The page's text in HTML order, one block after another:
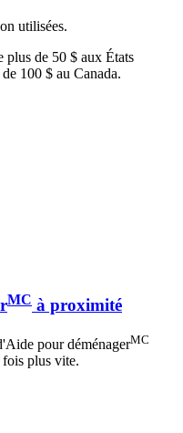
utilisées.
plus de 50 $ aux États
100 $ au Canada.
MC à proximité
pour déménagerMC
fois plus vite.